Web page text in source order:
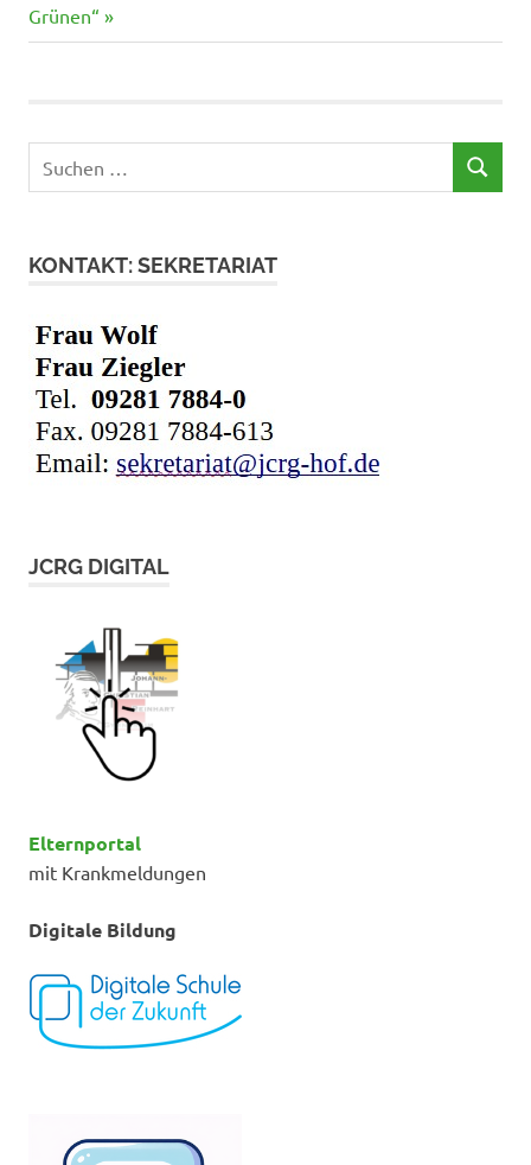
Beitrag:
Grünen“
nach:
SUCHEN
KONTAKT: SEKRETARIAT
JCRG DIGITAL
Elternportal
mit Krankmeldungen
Digitale Bildung